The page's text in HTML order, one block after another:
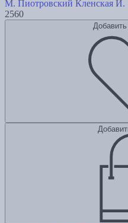
М. Пиотровский Кленская И.
2560